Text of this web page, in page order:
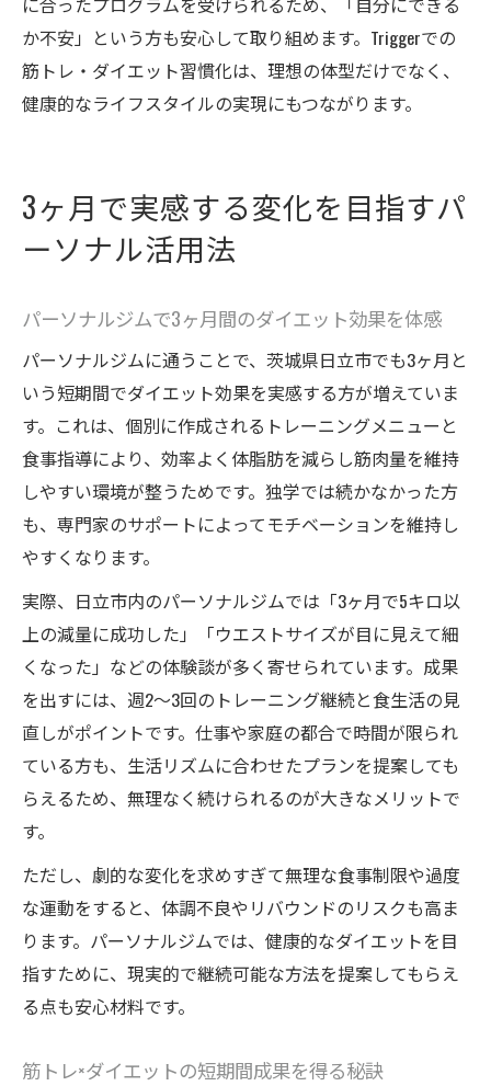
か不安」という方も安心して取り組めます。Triggerでの
筋トレ・ダイエット習慣化は、理想の体型だけでなく、
健康的なライフスタイルの実現にもつながります。
3ヶ月で実感する変化を目指すパ
ーソナル活用法
パーソナルジムで3ヶ月間のダイエット効果を体感
パーソナルジムに通うことで、茨城県日立市でも3ヶ月と
いう短期間でダイエット効果を実感する方が増えていま
す。これは、個別に作成されるトレーニングメニューと
食事指導により、効率よく体脂肪を減らし筋肉量を維持
しやすい環境が整うためです。独学では続かなかった方
も、専門家のサポートによってモチベーションを維持し
やすくなります。
実際、日立市内のパーソナルジムでは「3ヶ月で5キロ以
上の減量に成功した」「ウエストサイズが目に見えて細
くなった」などの体験談が多く寄せられています。成果
を出すには、週2～3回のトレーニング継続と食生活の見
直しがポイントです。仕事や家庭の都合で時間が限られ
ている方も、生活リズムに合わせたプランを提案しても
らえるため、無理なく続けられるのが大きなメリットで
す。
ただし、劇的な変化を求めすぎて無理な食事制限や過度
な運動をすると、体調不良やリバウンドのリスクも高ま
ります。パーソナルジムでは、健康的なダイエットを目
指すために、現実的で継続可能な方法を提案してもらえ
る点も安心材料です。
筋トレ×ダイエットの短期間成果を得る秘訣